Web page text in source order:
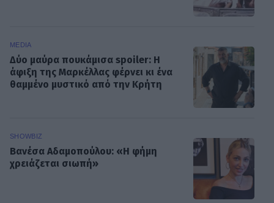
MEDIA
Δύο μαύρα πουκάμισα spoiler: Η
άφιξη της Μαρκέλλας φέρνει κι ένα
θαμμένο μυστικό από την Κρήτη
SHOWBIZ
Βανέσα Αδαμοπούλου: «Η φήμη
χρειάζεται σιωπή»